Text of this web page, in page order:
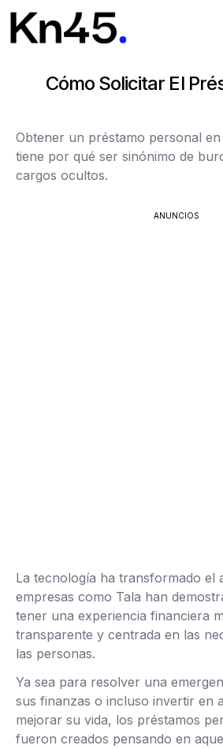
Cómo Solicitar El
Obtener un préstamo personal
tiene por qué ser sinónimo de
cargos ocultos.
ANUNCIOS
La tecnología ha transformado el
empresas como Tala han
tener una experiencia financiera
transparente y centrada en las
las personas.
Ya sea para resolver una
sus finanzas o incluso invertir en
mejorar su vida, los préstamos
fueron creados pensando en